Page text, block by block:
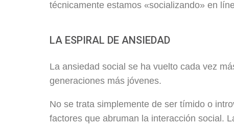
técnicamente estamos «socializando» en
LA ESPIRAL DE ANSIEDAD
La ansiedad social se ha vuelto cada vez
generaciones más jóvenes.
No se trata simplemente de ser tímido o
factores que abruman la interacción social.